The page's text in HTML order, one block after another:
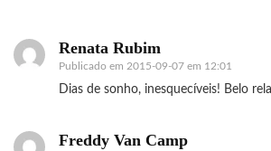
Renata Rubim
Publicado em 2015-09-07 em 12:01
Dias de sonho, inesquecíveis! Belo
Freddy Van Camp